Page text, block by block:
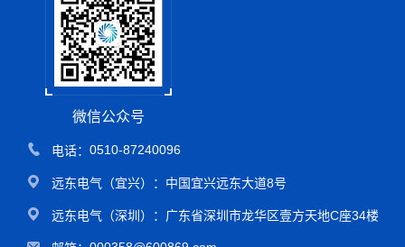
微信公众号
电话： 0510-87240096
远东电气（宜兴）： 中国宜兴远东大道8号
远东电气（深圳）：广东省深圳市龙华区壹方天地C座34楼